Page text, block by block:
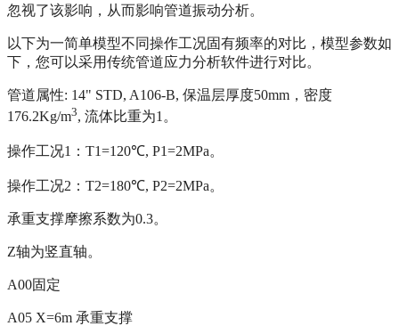
忽视了该影响，从而影响管道振动分析。
以下为一简单模型不同操作工况固有频率的对比，模型参数如
下，您可以采用传统管道应力分析软件进行对比。
管道属性: 14" STD, A106-B, 保温层厚度50mm ，密度
176.2Kg/m3, 流体比重为1 。
操作工况1 ： T1=120℃, P1=2MPa。
操作工况2 ： T2=180℃, P2=2MPa。
承重支撑摩擦系数为0.3。
Z轴为竖直轴。
A00固定
A05 X=6m 承重支撑